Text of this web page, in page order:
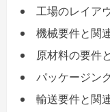
工場のレイア
機械要件と関
原材料の要件
パッケージン
輸送要件と関